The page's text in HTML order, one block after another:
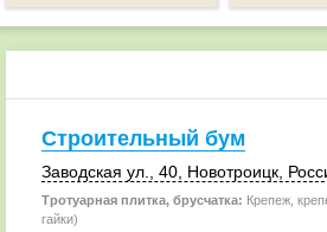
Строительный бум
Заводская ул., 40, Новотроицк,
Тротуарная плитка, брусчатка: Крепеж,
гайки)